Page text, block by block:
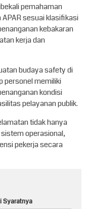
pemahaman
sesuai klasifikasi
kebakaran
kerja dan
budaya safety di
personel memiliki
kondisi
pelayanan publik.
tidak hanya
operasional,
pekerja secara
Syaratnya